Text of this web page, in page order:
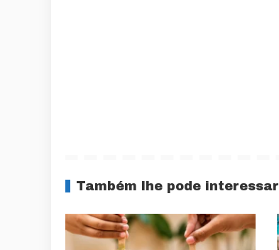
Também lhe pode interessar